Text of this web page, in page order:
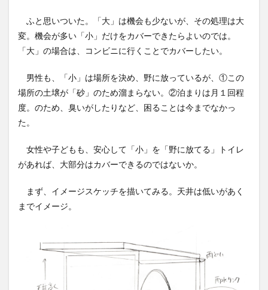
ふと思いついた。「大」は機会も少ないが、その処理は大
変。機会が多い「小」だけをカバーできたらよいのでは。
「大」の場合は、コンビニに行くことでカバーしたい。
男性も、「小」は場所を決め、野に放っているが、①この
場所の土壌が「砂」のため溜まらない。②泊まりは月１回程
度。のため、臭いがしたりなど、困ることは今までなかっ
た。
女性や子どもも、安心して「小」を「野に放てる」トイレ
があれば、大部分はカバーできるのではないか。
まず、イメージスケッチを描いてみる。天井は低いがあく
までイメージ。